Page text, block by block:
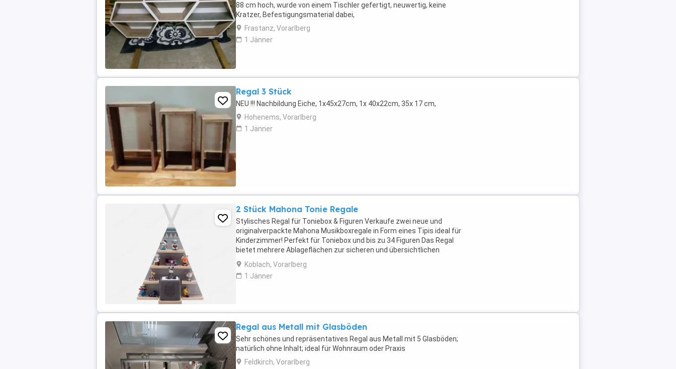
88 cm hoch, wurde von einem Tischler gefertigt, neuwertig, keine
Kratzer, Befestigungsmaterial dabei,
Frastanz, Vorarlberg
1 Jänner
Regal 3 Stück
NEU !!! Nachbildung Eiche, 1x45x27cm, 1x 40x22cm, 35x 17 cm,
Hohenems, Vorarlberg
1 Jänner
2 Stück Mahona Tonie Regale
Stylisches Regal für Toniebox & Figuren Verkaufe zwei neue und
originalverpackte Mahona Musikboxregale in Form eines Tipis ideal für
Kinderzimmer! Perfekt für Toniebox und bis zu 34 Figuren Das Regal
bietet mehrere Ablageflächen zur sicheren und übersichtlichen
Aufbewahrung von Tonie-Figuren. ...
Koblach, Vorarlberg
1 Jänner
Regal aus Metall mit Glasböden
Sehr schönes und repräsentatives Regal aus Metall mit 5 Glasböden;
natürlich ohne Inhalt; ideal für Wohnraum oder Praxis
Feldkirch, Vorarlberg